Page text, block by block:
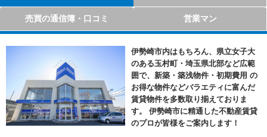
売買の通信簿・口コミ 営業マン
伊勢崎市内はもちろん、県立女子大
のある玉村町・埼玉県北部など広範
囲で、新築・築浅物件・初期費用 の
お得な物件などバラエティに富んだ
賃貸物件を多数取り揃えておりま
す。 伊勢崎市に精通した不動産賃貸
のプロが皆様をご案内します！